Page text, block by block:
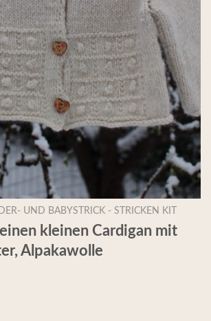
UND BABYSTRICK - STRICKEN KIT
kleinen Cardigan mit
Alpakawolle